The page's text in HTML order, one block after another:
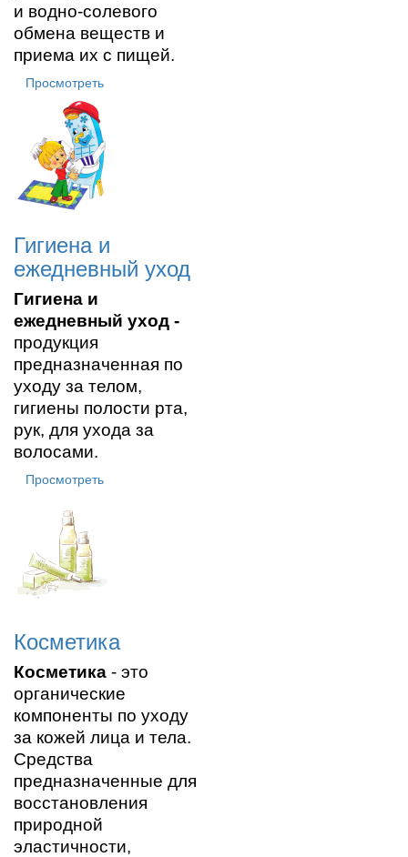
и водно-солевого
обмена веществ и
приема их с пищей.
Просмотреть
Гигиена и
ежедневный уход
Гигиена и
ежедневный уход -
продукция
предназначенная по
уходу за телом,
гигиены полости рта,
рук, для ухода за
волосами.
Просмотреть
Косметика
Косметика - это
органические
компоненты по уходу
за кожей лица и тела.
Средства
предназначенные для
восстановления
природной
эластичности,